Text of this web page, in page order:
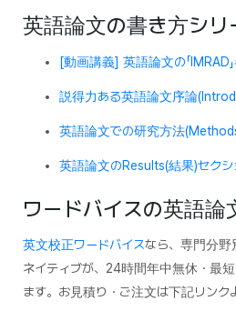
英語論文の書き方シリ
[動画講義] 英語論文の「IMRAD
説得力ある英語論文序論
英語論文での研究方法
英語論文のResults(結果)セクシ
ワードバイスの英語論
英文校正ワードバイスなら、専門分
ネイティブが、24時間年中無休・最
ます。お見積り・ご注文は下記リンク